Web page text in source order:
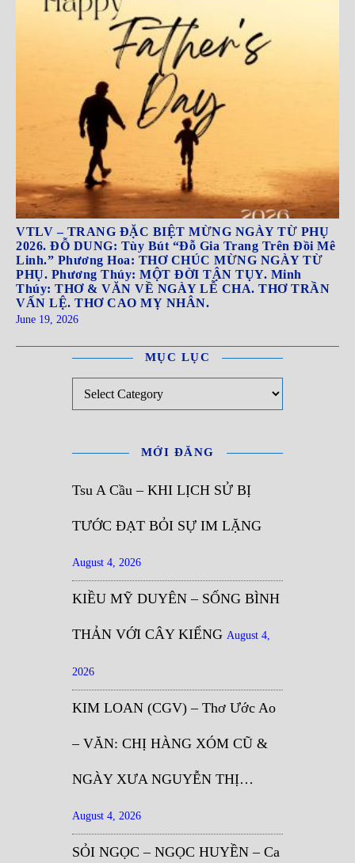
VTLV – TRANG ĐẶC BIỆT MỪNG NGÀY TỪ PHỤ
2026. ĐỖ DUNG: Tùy Bút “Đỗ Gia Trang Trên Đồi Mê
Linh.” Phương Hoa: THƠ CHÚC MỪNG NGÀY TỪ
PHỤ. Phương Thúy: MỘT ĐỜI TẬN TỤY. Minh
Thúy: THƠ & VĂN VỀ NGÀY LỄ CHA. THƠ TRẦN
VẤN LỆ. THƠ CAO MỴ NHÂN.
June 19, 2026
MỤC LỤC
MỚI ĐĂNG
Tsu A Cầu – KHI LỊCH SỬ BỊ
TƯỚC ĐẠT BỎI SỰ IM LẶNG
August 4, 2026
KIỀU MỸ DUYÊN – SỐNG BÌNH
THẢN VỚI CÂY KIỂNG August 4,
2026
KIM LOAN (CGV) – Thơ Ước Ao
– VĂN: CHỊ HÀNG XÓM CŨ &
NGÀY XƯA NGUYỄN THỊ…
August 4, 2026
SỎI NGỌC – NGỌC HUYỀN – Ca